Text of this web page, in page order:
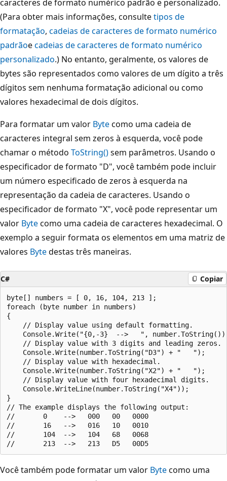
caracteres de formato numérico padrão e personalizado.
(Para obter mais informações, consultetipos de
formatação, cadeias de caracteres de formato numérico
padrãoecadeias de caracteres de formato numérico
personalizado.) No entanto, geralmente, os valores de
bytes são representados como valores de um dígito a três
dígitos sem nenhuma formatação adicional ou como
valores hexadecimal de dois dígitos.
Para formatar um valor Bytecomo uma cadeia de
caracteres integral sem zeros à esquerda, você pode
chamar o método ToString()sem parâmetros. Usando o
especificador de formato "D", você também pode incluir
um número especificado de zeros à esquerda na
representação da cadeia de caracteres. Usando o
especificador de formato "X", você pode representar um
valor Bytecomo uma cadeia de caracteres hexadecimal. O
exemplo a seguir formata os elementos em uma matriz de
valores Bytedestas três maneiras.
C# Copiar
byte[] numbers = [ 0, 16, 104, 213 ];
foreach (byte number in numbers)
{
    // Display value using default formatting.
Console.Write("{0,-3}  -->   ",
    // Display value with 3 digits and leading zeros.
    Console.Write(number.ToString("D3") + "   ");
    // Display value with hexadecimal.
    Console.Write(number.ToString("X2") + "   ");
    // Display value with four hexadecimal digits.
    Console.WriteLine(number.ToString("X4"));
}
// The example displays the following output:
//       0    -->   000   00   0000
//       16   -->   016   10   0010
//       104  -->   104   68   0068
Você também pode formatar um valor Bytecomo uma